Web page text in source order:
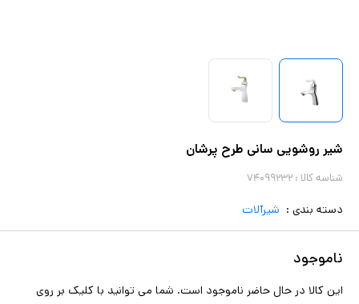
شیر روشویی سانی طرح پرشان
شناسه کالا : ۷۴۰۹۹۲۳۲
دسته بندی : شیرآلات
ناموجود
این کالا در حال حاضر ناموجود است. شما می توانید با کلیک بر روی